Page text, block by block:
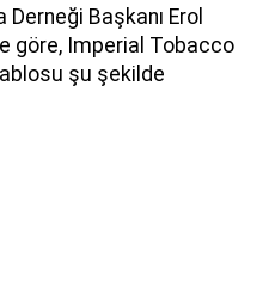
Başkanı Erol
göre, Imperial Tobacco
şu şekilde